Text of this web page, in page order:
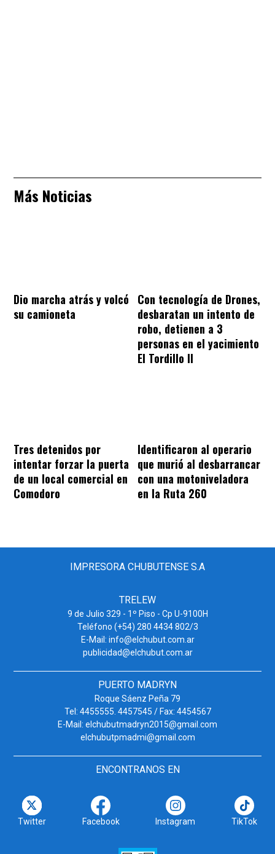
Más Noticias
Dio marcha atrás y volcó
su camioneta
Con tecnología de Drones,
desbaratan un intento de
robo, detienen a 3
personas en el yacimiento
El Tordillo II
Tres detenidos por
intentar forzar la puerta
de un local comercial en
Comodoro
Identificaron al operario
que murió al desbarrancar
con una motoniveladora
en la Ruta 260
IMPRESORA CHUBUTENSE S.A
TRELEW
9 de Julio 329 - 1º Piso - Cp U-9100H
Teléfono (+54) 280 4434 802/3
E-Mail: info@elchubut.com.ar
publicidad@elchubut.com.ar
PUERTO MADRYN
Roque Sáenz Peña 79
Tel: 4455555. 4457545 / Fax: 4454567
E-Mail: elchubutmadryn2015@gmail.com
elchubutpmadmi@gmail.com
ENCONTRANOS EN
Twitter Facebook Instagram TikTok